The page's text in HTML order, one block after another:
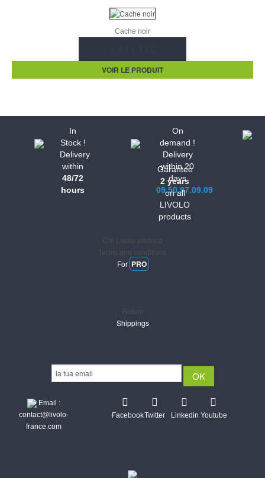
Cache noir
VOIR LE PRODUIT
In
Stock !
Delivery
within
48/72
hours
On
demand !
Delivery
within 20
days
09.50.97.09.09
Garantee
2 years
on all
LIVOLO
products
Chi Livolo elettrico
Terms and conditions
For PRO
Return
Shippings
Email :
contact@livolo-
france.com
FacebookTwitter Linkedin Youtube